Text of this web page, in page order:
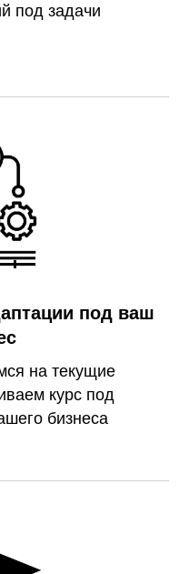
под задачи
под ваш
на текущие
курс под
бизнеса